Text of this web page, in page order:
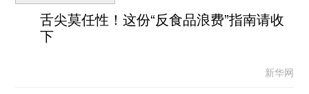
舌尖莫任性！这份“反食品浪费”指南请收
下
新华网